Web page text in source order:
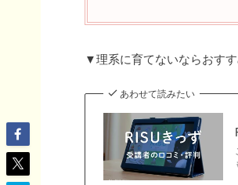
▼理系に育てないならおす
あわせて読みたい